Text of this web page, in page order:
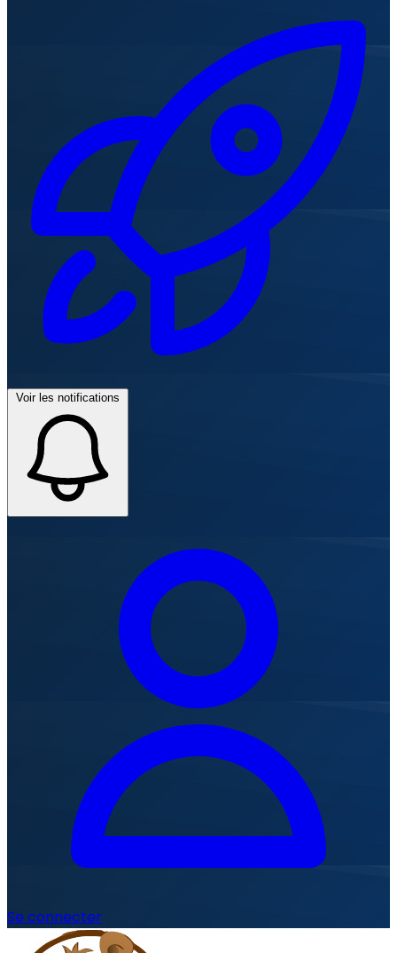
Voir les notifications
Se connecter